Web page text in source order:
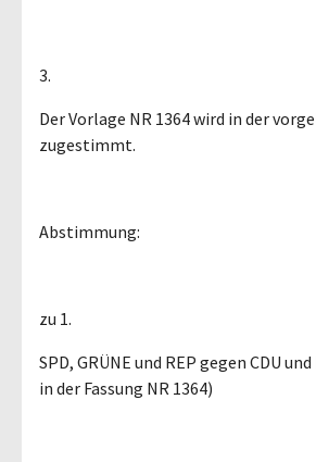
3.
Der Vorlage NR 1364 wird in der
zugestimmt.
Abstimmung:
zu 1.
SPD, GRÜNE und REP gegen CDU
in der Fassung NR 1364)